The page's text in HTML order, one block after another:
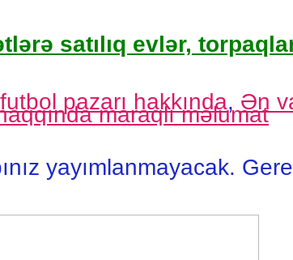
satılıq evlər,
pazarı hakkında, Ən
maraqlı məlumat
yayımlanmayacak.